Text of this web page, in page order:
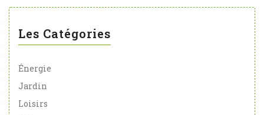
Les Catégories
Énergie
Jardin
Loisirs